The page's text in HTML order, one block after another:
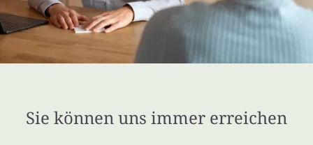
Sie können uns immer erreichen